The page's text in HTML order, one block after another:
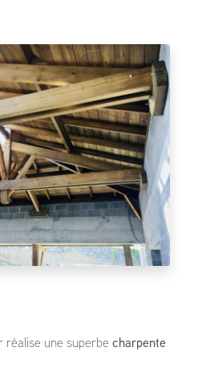
réalise une superbe charpente